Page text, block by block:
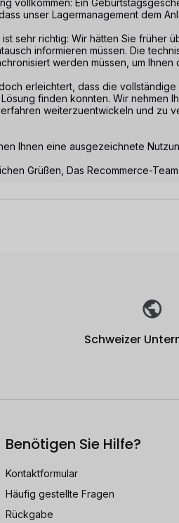
unser Lagermanagement dem
ist sehr richtig: Wir hätten Sie früher
informieren müssen. Die
werden müssen, um
erleichtert, dass die
finden konnten. Wir nehmen
weiterzuentwickeln und zu
Ihnen eine ausgezeichnete
Grüßen, Das Recommerce-Team
Schweizer
Benötigen Sie Hilfe?
Kontaktformular
Häufig gestellte Fragen
Rückgabe